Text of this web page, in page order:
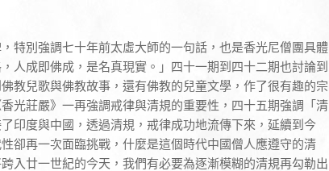
特別強調七十年前太虛大師的一句話，也是香光尼僧團具體
人成即佛成，是名真現實。」四十一期到四十二期也討論到
教兒歌與佛教故事，還有佛教的兒童文學，作了很有趣的宗
光莊嚴》一再強調戒律與清規的重要性，四十五期強調「清
印度與中國，透過清規，戒律成功地流傳下來，延續到今
卻再一次面臨挑戰，什麼是這個時代中國僧人應遵守的清
入廿一世紀的今天，我們有必要為逐漸模糊的清規再勾勒出